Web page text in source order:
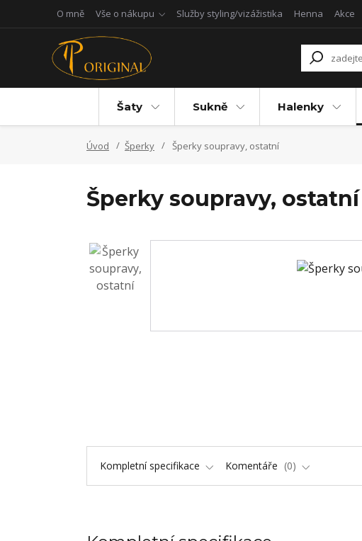
O mně Vše o nákupu Služby styling/vizážistika Henna Akce
Šaty Sukně Halenky
Úvod Šperky Šperky soupravy, ostatní
Šperky soupravy, ostatní
Kompletní specifikace Komentáře 0